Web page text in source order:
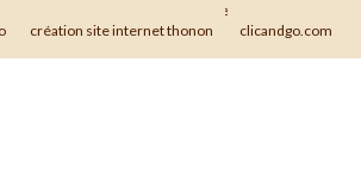
Les Bains
Référencement Google Thonon
création site internet thonon clicandgo.com